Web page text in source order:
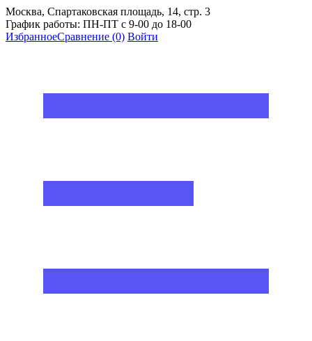
Москва, Спартаковская площадь, 14, стр. 3
График работы: ПН-ПТ с 9-00 до 18-00
ИзбранноеСравнение (0) Войти